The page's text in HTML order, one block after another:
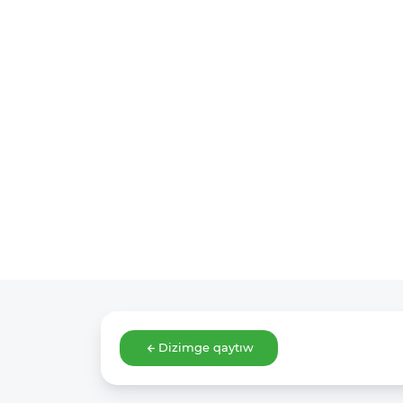
Dizimge qaytıw